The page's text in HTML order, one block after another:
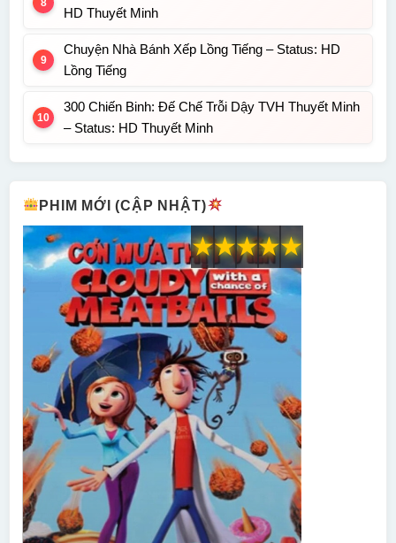
HD Thuyết Minh
Chuyện Nhà Bánh Xếp Lồng Tiếng – Status: HD
Lồng Tiếng
300 Chiến Binh: Đế Chế Trỗi Dậy TVH Thuyết Minh
– Status: HD Thuyết Minh
PHIM MỚI (CẬP NHẬT)
★
★
★
★
★